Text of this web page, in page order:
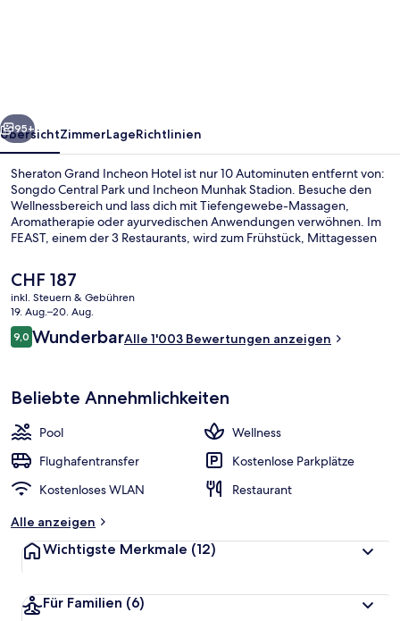
Weiter
95+
ÜbersichtZimmerLageRichtlinien
Sheraton Grand Incheon Hotel ist nur 10 Autominuten entfernt von:
Songdo Central Park und Incheon Munhak Stadion. Besuche den
Wellnessbereich und lass dich mit Tiefengewebe-Massagen,
Aromatherapie oder ayurvedischen Anwendungen verwöhnen. Im
FEAST, einem der 3 Restaurants, wird zum Frühstück, Mittagessen
Highlights wie ein Innenpool, Fitnessmöglichkeiten und eine Sauna
sprechen für dieses Hotel im luxuriösen Stil. Andere Reisende lieben
das hilfsbereite Personal. Die öffentlichen Verkehrsmittel sind nur
einen kurzen Fußmarsch entfernt: Zur Station Universität Incheon
sind es 9 Minuten und zur Station Central Park 15 Minuten.
Der
aktuelle
Preis
beträgt
CHF 187.
CHF 187
inkl. Steuern & Gebühren
19. Aug.–20. Aug.
Bewertungen
9,09,0 von 10.
WunderbarAlle 1'003 Bewertungen anzeigen
Beliebte Annehmlichkeiten
Pool
Wellness
Flughafentransfer
Kostenlose Parkplätze
Kostenloses WLAN
Restaurant
Alle anzeigen
Wichtigste Merkmale (12)
Für Familien (6)